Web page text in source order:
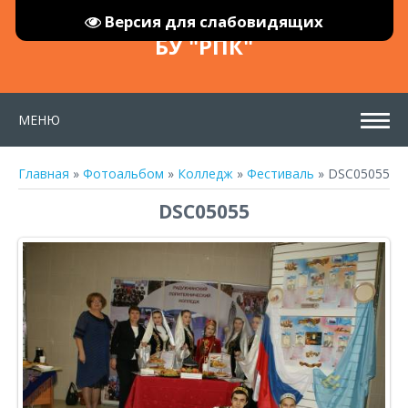
Версия для слабовидящих
БУ "РПК"
МЕНЮ
Главная » Фотоальбом » Колледж » Фестиваль » DSC05055
DSC05055